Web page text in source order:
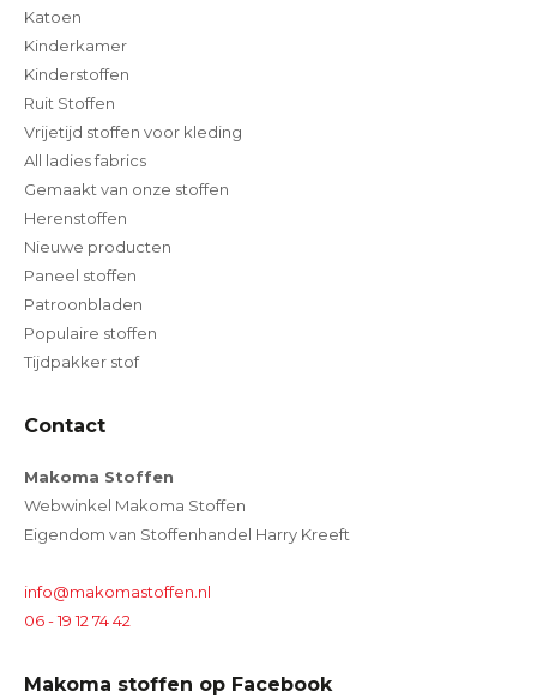
Katoen
Kinderkamer
Kinderstoffen
Ruit Stoffen
Vrijetijd stoffen voor kleding
All ladies fabrics
Gemaakt van onze stoffen
Herenstoffen
Nieuwe producten
Paneel stoffen
Patroonbladen
Populaire stoffen
Tijdpakker stof
Contact
Makoma Stoffen
Webwinkel Makoma Stoffen
Eigendom van Stoffenhandel Harry Kreeft
info@makomastoffen.nl
06 - 19 12 74 42
Makoma stoffen op Facebook